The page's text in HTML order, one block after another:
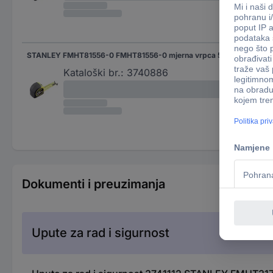
STANLEY FMHT81556-0 FMHT81556-0 mjerna vrpca 5 m čelik
Kataloški br.: 3740886
Dokumenti i preuzimanja
Upute za rad i sigurnost